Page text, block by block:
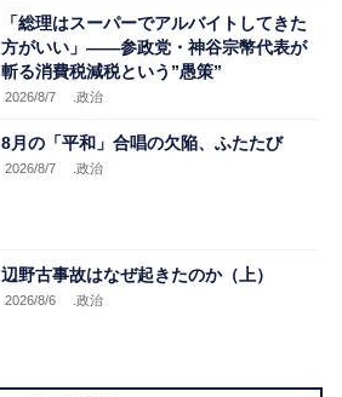
「総理はスーパーでアルバイトしてきた
方がいい」――参政党・神谷宗幣代表が
斬る消費税減税という”愚策”
2026/8/7 .政治
8月の「平和」合唱の欠陥、ふたたび
2026/8/7 .政治
辺野古事故はなぜ起きたのか（上）
2026/8/6 .政治